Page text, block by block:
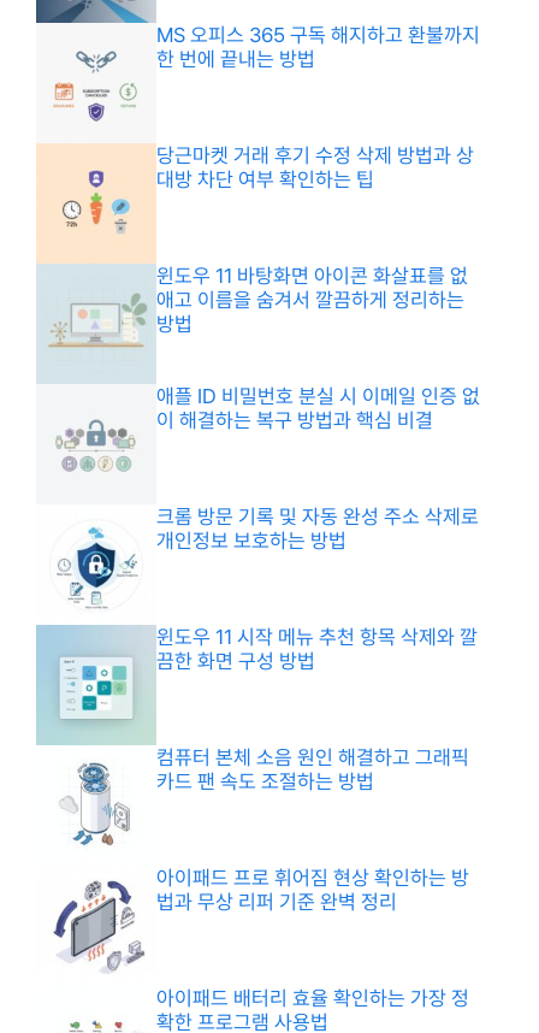
MS 오피스 365 구독 해지하고 환불까지
한 번에 끝내는 방법
당근마켓 거래 후기 수정 삭제 방법과 상
대방 차단 여부 확인하는 팁
윈도우 11 바탕화면 아이콘 화살표를 없
애고 이름을 숨겨서 깔끔하게 정리하는
방법
애플 ID 비밀번호 분실 시 이메일 인증 없
이 해결하는 복구 방법과 핵심 비결
크롬 방문 기록 및 자동 완성 주소 삭제로
개인정보 보호하는 방법
윈도우 11 시작 메뉴 추천 항목 삭제와 깔
끔한 화면 구성 방법
컴퓨터 본체 소음 원인 해결하고 그래픽
카드 팬 속도 조절하는 방법
아이패드 프로 휘어짐 현상 확인하는 방
법과 무상 리퍼 기준 완벽 정리
아이패드 배터리 효율 확인하는 가장 정
확한 프로그램 사용법